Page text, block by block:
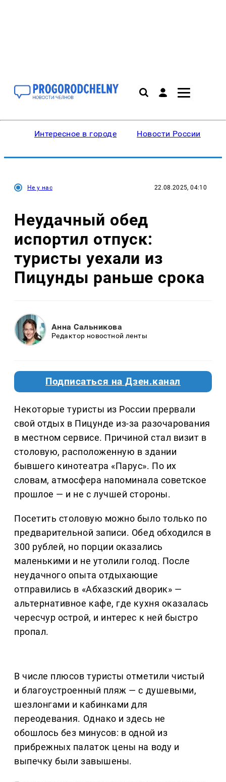
Интересное в городе Новости России
Не у нас 22.08.2025, 04:10
Неудачный обед
испортил отпуск:
туристы уехали из
Пицунды раньше срока
Анна Сальникова
Редактор новостной ленты
Подписаться на Дзен.канал
Некоторые туристы из России прервали
свой отдых в Пицунде из-за разочарования
в местном сервисе. Причиной стал визит в
столовую, расположенную в здании
бывшего кинотеатра «Парус». По их
словам, атмосфера напоминала советское
прошлое — и не с лучшей стороны.
Посетить столовую можно было только по
предварительной записи. Обед обходился в
300 рублей, но порции оказались
маленькими и не утолили голод. После
неудачного опыта отдыхающие
отправились в «Абхазский дворик» —
альтернативное кафе, где кухня оказалась
чересчур острой, и интерес к ней быстро
пропал.
В числе плюсов туристы отметили чистый
и благоустроенный пляж — с душевыми,
шезлонгами и кабинками для
переодевания. Однако и здесь не
обошлось без минусов: в одной из
прибрежных палаток цены на воду и
выпечку были завышены.